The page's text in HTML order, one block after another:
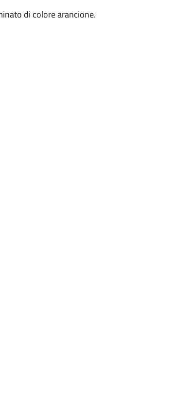
di colore arancione.